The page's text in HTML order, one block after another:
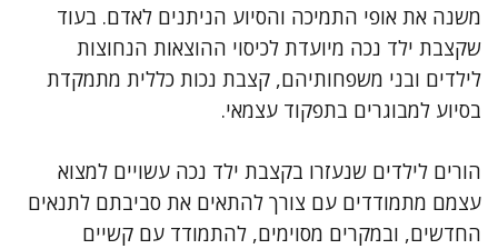
משנה את אופי התמיכה והסיוע הניתנים לאדם. בעוד
שקצבת ילד נכה מיועדת לכיסוי ההוצאות הנחוצות
לילדים ובני משפחותיהם, קצבת נכות כללית מתמקדת
בסיוע למבוגרים בתפקוד עצמאי.
הורים לילדים שנעזרו בקצבת ילד נכה עשויים למצוא
עצמם מתמודדים עם צורך להתאים את סביבתם לתנאים
החדשים, ובמקרים מסוימים, להתמודד עם קשיים